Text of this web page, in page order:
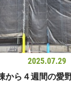
2025.07.29
から４週間の愛